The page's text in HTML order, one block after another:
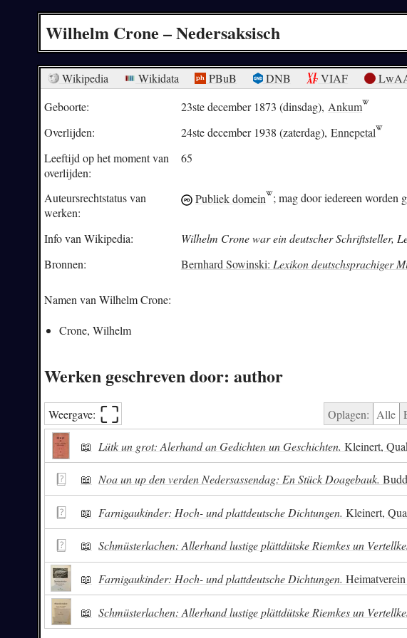
Wilhelm Crone – Nedersaksisch
Wikipedia Wikidata PBuB DNB VIAF
Geboorte: 23ste december 1873 (dinsdag), Ankum
Overlijden:
24ste december 1938 (zaterdag), Ennepetal
Leeftijd op het moment van
overlijden:
65
Auteursrechtstatus van
werken:
Publiek domein ; mag door iedereen worden
Info van Wikipedia:
Wilhelm Crone war ein deutscher Schriftsteller,
Bronnen:
Bernhard Sowinski: Lexikon deutschsprachiger
Namen van Wilhelm Crone:
Crone, Wilhelm
Werken geschreven door: author
Weergave: ⛶︎ Oplagen: Alle
📖 Lütk un grot: Alerhand an Gedichten un Geschichten. Kleinert,
📖 Noa un up den verden Nedersassendag: En Stück Doagebauk.
📖 Farnigaukinder: Hoch- und plattdeutsche Dichtungen. Kleinert,
📖 Schmüsterlachen: Allerhand lustige plättdütske Riemkes un
📖 Farnigaukinder: Hoch- und plattdeutsche Dichtungen.
📖 Schmüsterlachen: Allerhand lustige plättdütske Riemkes un